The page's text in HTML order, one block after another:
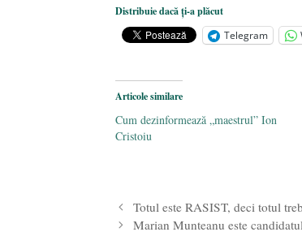
Anarhia din SUA e
Pe zi ce trece mă
Distribuie dacă ți-a plăcut
Telegram
Articole similare
Cum dezinformează „maestrul” Ion
Cristoiu
Totul este RASIST, deci totul
Marian Munteanu este